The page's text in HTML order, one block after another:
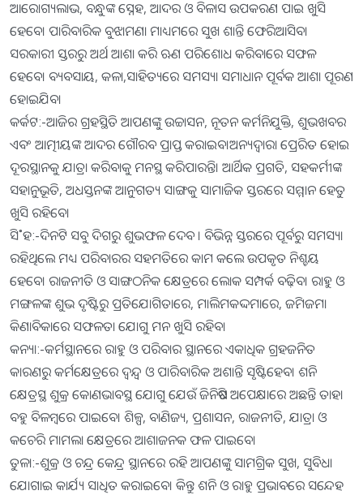
ଆରୋଗ୍ୟଲାଭ, ବନ୍ଧୁଙ୍କ ସ୍ନେହ, ଆଦର ଓ ବିଳାସ ଉପକରଣ ପାଇ ଖୁସି
ହେବେ। ପାରିବାରିକ ବୁଝାମଣା ମାଧ୍ୟମରେ ସୁଖ ଶାନ୍ତି ଫେରିଆସିବ।
ସରକାରୀ ସ୍ତରରୁ ଅର୍ଥ ଆଶା କରି ଋଣ ପରିଶୋଧ କରିବାରେ ସଫଳ
ହେବେ। ବ୍ୟବସାୟ, କଳା,ସାହିତ୍ୟରେ ସମସ୍ୟା ସମାଧାନ ପୂର୍ବକ ଆଶା ପୂରଣ
ହୋଇଯିବ।
କର୍କଟ:-ଆଜିର ଗ୍ରହସ୍ଥିତି ଆପଣଙ୍କୁ ଉଚ୍ଚାସନ, ନୂତନ କର୍ମନିଯୁକ୍ତି, ଶୁଭଖବର
ଏବଂ ଆତ୍ମୀୟଙ୍କ ଆଦର ଗୌରବ ପ୍ରାପ୍ତ କରାଇବ।ଅନ୍ୟଦ୍ୱାରା ପ୍ରେରିତ ହୋଇ
ଦୂରସ୍ଥାନକୁ ଯାତ୍ରା କରିବାକୁ ମନସ୍ଥ କରିପାରନ୍ତି। ଆର୍ଥିକ ପ୍ରଗତି, ସହକର୍ମୀଙ୍କ
ସହାନୁଭୂତି, ଅଧସ୍ତନଙ୍କ ଆନୁଗତ୍ୟ ସାଙ୍ଗକୁ ସାମାଜିକ ସ୍ତରରେ ସମ୍ମାନ ହେତୁ
ଖୁସି ରହିବେ।
ସି˚ହ:-ଦିନଟି ସବୁ ଦିଗରୁ ଶୁଭଫଳ ଦେବ । ବିଭିନ୍ନ ସ୍ତରରେ ପୂର୍ବରୁ ସମସ୍ୟା
ରହିଥିଲେ ମଧ୍ୟ ପରିବାରର ସହମତିରେ କାମ କଲେ ଉପକୃତ ନିଶ୍ଚୟ
ହେବେ। ରାଜନୀତି ଓ ସାଙ୍ଗଠନିକ କ୍ଷେତ୍ରରେ ଲୋକ ସମ୍ପର୍କ ବଢ଼ିବ। ରାହୁ ଓ
ମଙ୍ଗଳଙ୍କ ଶୁଭ ଦୃଷ୍ଟିରୁ ପ୍ରତିଯୋଗିତାରେ, ମାଲିମକଦ୍ଦମାରେ, ଜମିଜମା
କିଣାବିକାରେ ସଫଳତା ଯୋଗୁ ମନ ଖୁସି ରହିବ।
କନ୍ୟା:-କର୍ମସ୍ଥାନରେ ରାହୁ ଓ ପରିବାର ସ୍ଥାନରେ ଏକାଧିକ ଗ୍ରହଜନିତ
କାରଣରୁ କର୍ମକ୍ଷେତ୍ରରେ ଦ୍ୱନ୍ଦ୍ୱ ଓ ପାରିବାରିକ ଅଶାନ୍ତି ସୃଷ୍ଟିହେବ। ଶନି
କ୍ଷେତ୍ରସ୍ଥ ଶୁକ୍ର କୋଣଭାବସ୍ଥ ଯୋଗୁ ଯେଉଁ ଜିନିଷଟି ଅପେକ୍ଷାରେ ଅଛନ୍ତି ତାହା
ବହୁ ବିଳମ୍ବରେ ପାଇବେ। ଶିଳ୍ପ, ବାଣିଜ୍ୟ, ପ୍ରଶାସନ, ରାଜନୀତି, ଯାତ୍ରା ଓ
କଚେରି ମାମଲା କ୍ଷେତ୍ରରେ ଆଶାଜନକ ଫଳ ପାଇବେ।
ତୁଳା:-ଶୁକ୍ର ଓ ଚନ୍ଦ୍ର କେନ୍ଦ୍ର ସ୍ଥାନରେ ରହି ଆପଣଙ୍କୁ ସାମଗ୍ରିକ ସୁଖ, ସୁବିଧା
ଯୋଗାଇ କାର୍ଯ୍ୟ ସାଧିତ କରାଇବେ। କିନ୍ତୁ ଶନି ଓ ରାହୁ ପ୍ରଭାବରେ ସନ୍ଦେହ